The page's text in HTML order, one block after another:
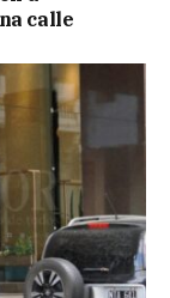
calle